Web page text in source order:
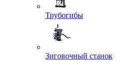
Трубогибы
Зиговочный станок